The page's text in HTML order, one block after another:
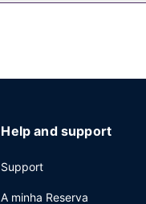
Help and support
Support
A minha Reserva